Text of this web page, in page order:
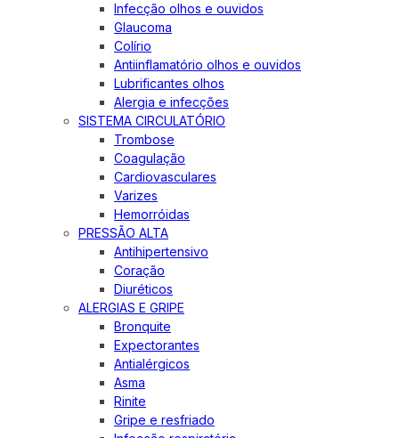
Infecção olhos e ouvidos
Glaucoma
Colírio
Antiinflamatório olhos e ouvidos
Lubrificantes olhos
Alergia e infecções
SISTEMA CIRCULATÓRIO
Trombose
Coagulação
Cardiovasculares
Varizes
Hemorróidas
PRESSÃO ALTA
Antihipertensivo
Coração
Diuréticos
ALERGIAS E GRIPE
Bronquite
Expectorantes
Antialérgicos
Asma
Rinite
Gripe e resfriado